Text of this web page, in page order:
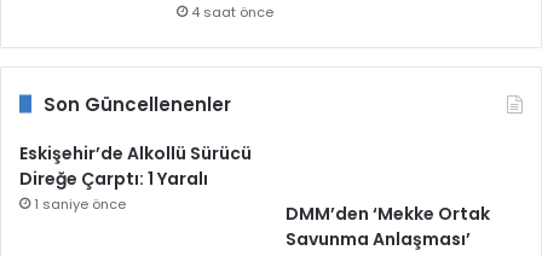
4 saat önce
Son Güncellenenler
Eskişehir’de Alkollü Sürücü
Direğe Çarptı: 1 Yaralı
1 saniye önce
DMM’den ‘Mekke Ortak
Savunma Anlaşması’